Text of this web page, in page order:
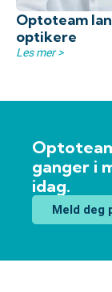
Optoteam
optikere
Les mer >
ganger i
idag.
Meld deg